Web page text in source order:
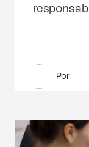
Por